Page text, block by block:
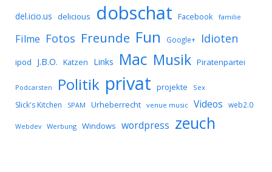
del.icio.us delicious dobschat Facebook familie
Filme Fotos Freunde Fun Google+ Idioten
ipod J.B.O. Katzen Links Mac Musik Piratenpartei
Podcarsten Politik privat projekte Sex
Slick's Kitchen SPAM Urheberrecht venue music Videos web2.0
Webdev Werbung Windows wordpress zeuch